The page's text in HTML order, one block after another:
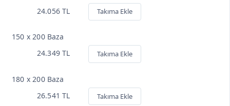
24.056 TL
Takıma Ekle
150 x 200 Baza
24.349 TL
Takıma Ekle
180 x 200 Baza
26.541 TL
Takıma Ekle